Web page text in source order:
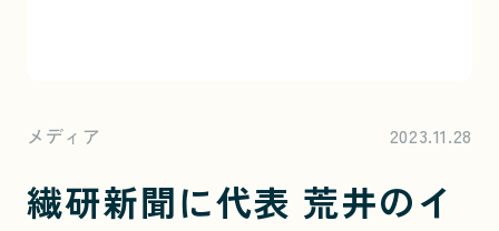
メディア 2023.11.28
繊研新聞に代表 荒井のイ